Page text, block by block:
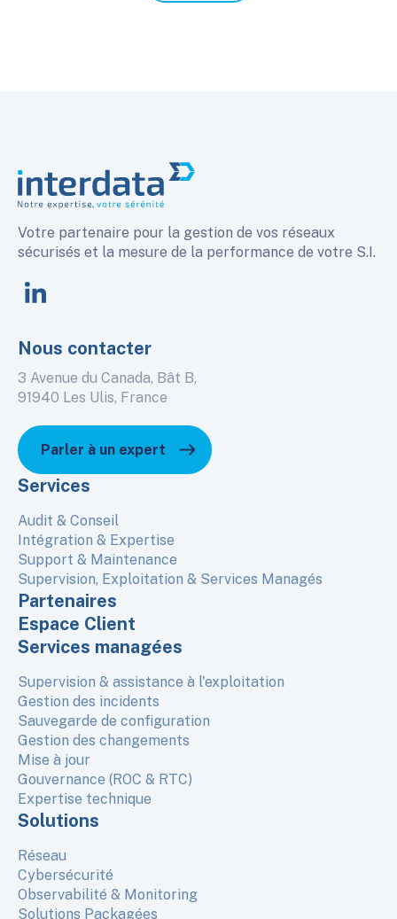
Votre partenaire pour la gestion de vos réseaux
sécurisés et la mesure de la performance de votre S.I.
linkedin
Nous contacter
3 Avenue du Canada, Bât B,
91940 Les Ulis, France
Parler à un expert
Services
Audit & Conseil
Intégration & Expertise
Support & Maintenance
Supervision, Exploitation & Services Managés
Partenaires
Espace Client
Services managées
Supervision & assistance à l'exploitation
Gestion des incidents
Sauvegarde de configuration
Gestion des changements
Mise à jour
Gouvernance (ROC & RTC)
Expertise technique
Solutions
Réseau
Cybersécurité
Observabilité & Monitoring
Solutions Packagées